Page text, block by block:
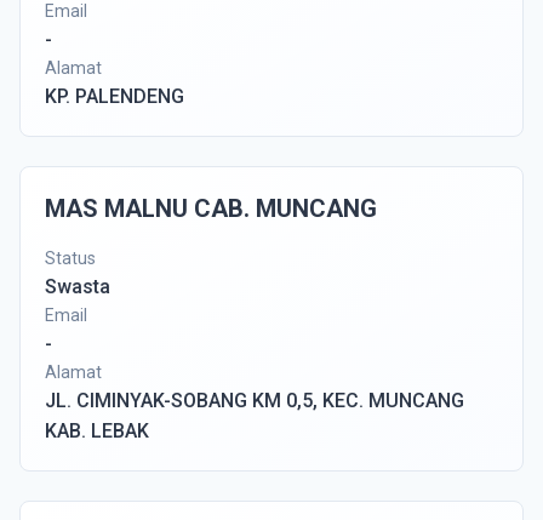
Email
-
Alamat
KP. PALENDENG
MAS MALNU CAB. MUNCANG
Status
Swasta
Email
-
Alamat
JL. CIMINYAK-SOBANG KM 0,5, KEC. MUNCANG
KAB. LEBAK